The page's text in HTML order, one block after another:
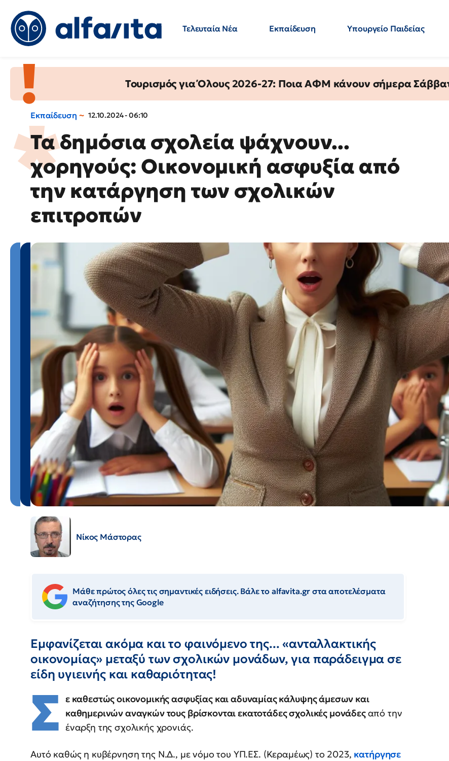
Τελευταία Νέα Εκπαίδευση Υπουργείο Παιδείας
Τουρισμός για Όλους 2026-27: Ποια ΑΦΜ κάνουν σήμερα
Εκπαίδευση 12.10.2024 - 06:10
Τα δημόσια σχολεία ψάχνουν...
χορηγούς: Οικονομική ασφυξία από
την κατάργηση των σχολικών
επιτροπών
Νίκος Μάστορας
Μάθε πρώτος όλες τις σημαντικές ειδήσεις. Βάλε το alfavita.gr στα αποτελέσματα
αναζήτησης της Google
Εμφανίζεται ακόμα και το φαινόμενο της... «ανταλλακτικής
οικονομίας» μεταξύ των σχολικών μονάδων, για παράδειγμα σε
είδη υγιεινής και καθαριότητας!
Σ ε καθεστώς οικονομικής ασφυξίας και αδυναμίας κάλυψης άμεσων και
καθημερινών αναγκών τους βρίσκονται εκατοτάδες σχολικές μονάδεςαπό την
έναρξη της σχολικής χρονιάς.
Αυτό καθώς η κυβέρνηση της Ν.Δ., με νόμο του ΥΠ.ΕΣ. (Κεραμέως) το 2023, κατήργησε